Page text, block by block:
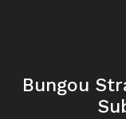
Bungou